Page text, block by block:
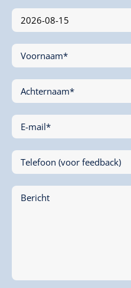
Voornaam*
Achternaam*
E-mail*
Telefoon (voor feedback)
Bericht